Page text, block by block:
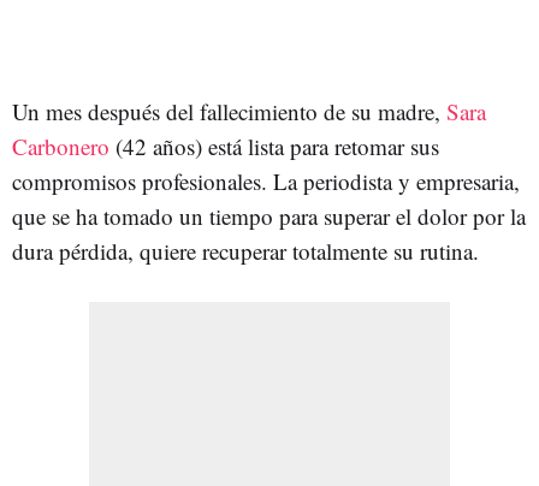
Un mes después del fallecimiento de su madre, Sara
Carbonero (42 años) está lista para retomar sus
compromisos profesionales. La periodista y empresaria,
que se ha tomado un tiempo para superar el dolor por la
dura pérdida, quiere recuperar totalmente su rutina.